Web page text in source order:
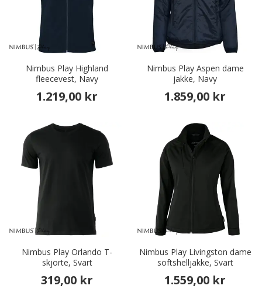
Nimbus Play Highland
fleecevest, Navy
1.219,00 kr
Nimbus Play Aspen dame
jakke, Navy
1.859,00 kr
Nimbus Play Orlando T-
skjorte, Svart
319,00 kr
Nimbus Play Livingston dame
softshelljakke, Svart
1.559,00 kr